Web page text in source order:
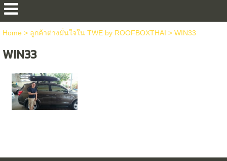
Home> ลูกค้าต่างมั่นใจใน TWE by ROOFBOXTHAI > WIN33
WIN33